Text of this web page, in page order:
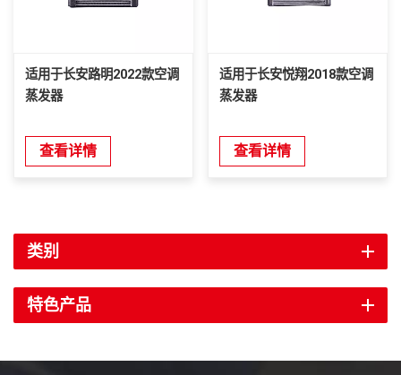
适用于长安路明2022款空调
蒸发器
查看详情
适用于长安悦翔2018款空调
蒸发器
查看详情
类别
特色产品